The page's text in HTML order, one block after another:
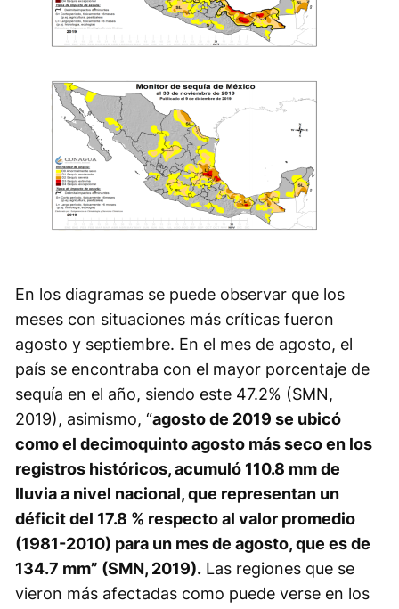
En los diagramas se puede observar que los
meses con situaciones más críticas fueron
agosto y septiembre. En el mes de agosto, el
país se encontraba con el mayor porcentaje de
sequía en el año, siendo este 47.2% (SMN,
2019), asimismo, “agosto de 2019 se ubicó
como el decimoquinto agosto más seco en los
registros históricos, acumuló 110.8 mm de
lluvia a nivel nacional, que representan un
déficit del 17.8 % respecto al valor promedio
(1981-2010) para un mes de agosto, que es de
134.7 mm” (SMN, 2019).Las regiones que se
vieron más afectadas como puede verse en los